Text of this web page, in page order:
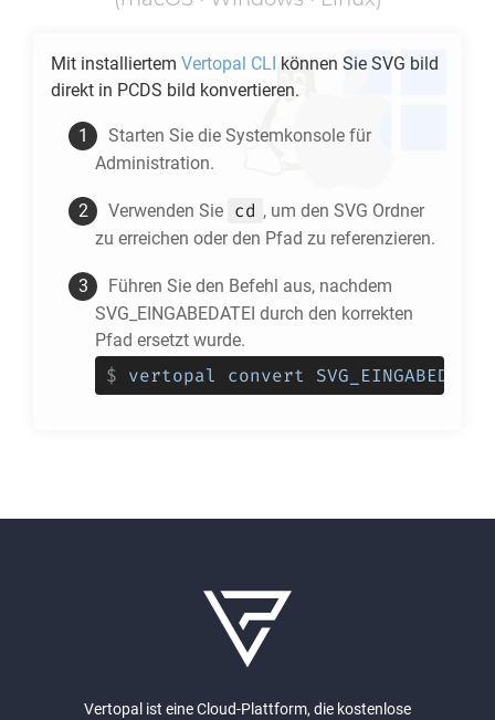
Mit installiertem Vertopal CLI können Sie SVG bild
direkt in PCDS bild konvertieren.
Starten Sie die Systemkonsole für
Administration.
Verwenden Sie cd , um den SVG Ordner
zu erreichen oder den Pfad zu referenzieren.
Führen Sie den Befehl aus, nachdem
SVG_EINGABEDATEI durch den korrekten
Pfad ersetzt wurde.
$ vertopal convert
Vertopal ist eine Cloud-Plattform, die kostenlose